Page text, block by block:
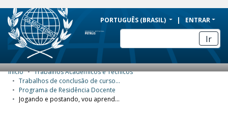
BRAZIL
Simplifique!
Comunica BR
Participe
Acesso à informação
Legislação
PORTUGUÊS (BRASIL) ENTRAR
Ir
COMUNIDADES E COLEÇÕES
NAVEGAR
Início
Trabalhos Acadêmicos e Técnicos
Trabalhos de conclusão de curso de Especialização
Programa de Residência Docente
Jogando e postando, vou aprendendo as preposições : uma forma lúdica e interativa de aprendizagem da língua portuguesa